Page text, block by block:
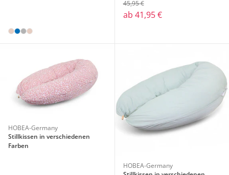
45,95 €
ab 41,95 €
HOBEA-Germany
Stillkissen in verschiedenen
Farben
HOBEA-Germany